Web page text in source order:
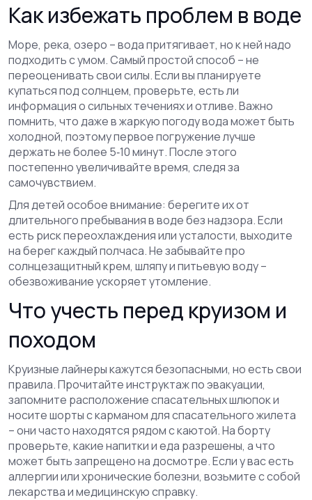
Как избежать проблем в воде
Море, река, озеро – вода притягивает, но к ней надо
подходить с умом. Самый простой способ – не
переоценивать свои силы. Если вы планируете
купаться под солнцем, проверьте, есть ли
информация о сильных течениях и отливе. Важно
помнить, что даже в жаркую погоду вода может быть
холодной, поэтому первое погружение лучше
держать не более 5‑10 минут. После этого
постепенно увеличивайте время, следя за
самочувствием.
Для детей особое внимание: берегите их от
длительного пребывания в воде без надзора. Если
есть риск переохлаждения или усталости, выходите
на берег каждый полчаса. Не забывайте про
солнцезащитный крем, шляпу и питьевую воду –
обезвоживание ускоряет утомление.
Что учесть перед круизом и
походом
Круизные лайнеры кажутся безопасными, но есть свои
правила. Прочитайте инструктаж по эвакуации,
запомните расположение спасательных шлюпок и
носите шорты с карманом для спасательного жилета
– они часто находятся рядом с каютой. На борту
проверьте, какие напитки и еда разрешены, а что
может быть запрещено на досмотре. Если у вас есть
аллергии или хронические болезни, возьмите с собой
лекарства и медицинскую справку.